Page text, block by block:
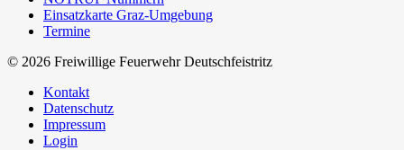
Einsatzkarte Graz-Umgebung
Termine
© 2026 Freiwillige Feuerwehr Deutschfeistritz
Kontakt
Datenschutz
Impressum
Login